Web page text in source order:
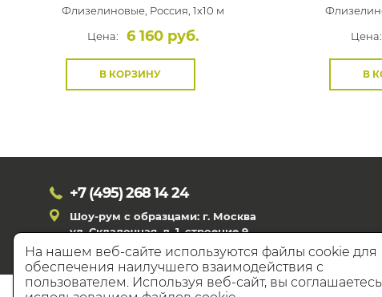
Флизелиновые, Россия, 1x10 м
Цена:
6 160 руб.
В КОРЗИНУ
Цена:
В
+7 (495)268 14 24
Шоу-рум с образцами: г. Москва
ул. Складочная, д. 1, строение 9
© 2026
На нашем веб-сайте используются файлы cookie для
обеспечения наилучшего взаимодействия с
пользователем. Используя веб-сайт, вы